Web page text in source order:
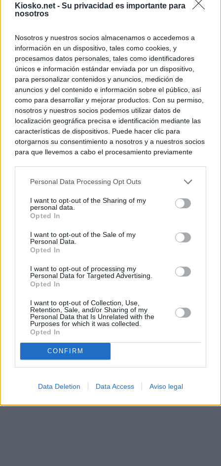
Kiosko.net - Su privacidad es importante para
nosotros
Nosotros y nuestros socios almacenamos o accedemos a
información en un dispositivo, tales como cookies, y
procesamos datos personales, tales como identificadores
únicos e información estándar enviada por un dispositivo,
para personalizar contenidos y anuncios, medición de
anuncios y del contenido e información sobre el público, así
como para desarrollar y mejorar productos. Con su permiso,
nosotros y nuestros socios podemos utilizar datos de
localización geográfica precisa e identificación mediante las
características de dispositivos. Puede hacer clic para
otorgarnos su consentimiento a nosotros y a nuestros socios
para que llevemos a cabo el procesamiento previamente
negar su consentimiento. Tenga en cuenta que algún
de su consentimiento, pero usted tiene el derecho de
rechazar tal procesamiento. Sus preferencias se aplicarán
cualquier momento entrando de nuevo en este sitio web o
visitando nuestra política de privacidad.
Personal Data Processing Opt Outs
I want to opt-out of the Sharing of my
personal data.
Opted In
I want to opt-out of the Sale of my
Personal Data.
Opted In
I want to opt-out of processing my
Personal Data for Targeted Advertising.
Opted In
I want to opt-out of Collection, Use,
Retention, Sale, and/or Sharing of my
Personal Data that Is Unrelated with the
Purposes for which it was collected.
Opted In
CONFIRM
Data Deletion Data Access Aviso legal